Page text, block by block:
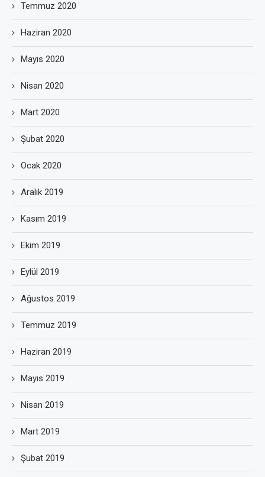
Temmuz 2020
Haziran 2020
Mayıs 2020
Nisan 2020
Mart 2020
Şubat 2020
Ocak 2020
Aralık 2019
Kasım 2019
Ekim 2019
Eylül 2019
Ağustos 2019
Temmuz 2019
Haziran 2019
Mayıs 2019
Nisan 2019
Mart 2019
Şubat 2019